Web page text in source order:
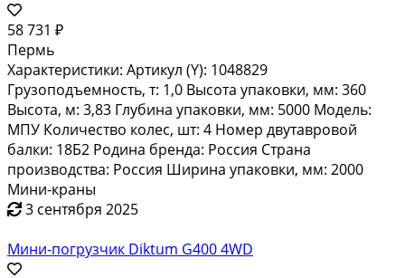
58 731 ₽
Пермь
Характеристики: Артикул (Y): 1048829
Грузоподъемность, т: 1,0 Высота упаковки, мм: 360
Высота, м: 3,83 Глубина упаковки, мм: 5000 Модель:
МПУ Количество колес, шт: 4 Номер двутавровой
балки: 18Б2 Родина бренда: Россия Страна
производства: Россия Ширина упаковки, мм: 2000
Мини-краны
3 сентября 2025
Мини-погрузчик Diktum G400 4WD